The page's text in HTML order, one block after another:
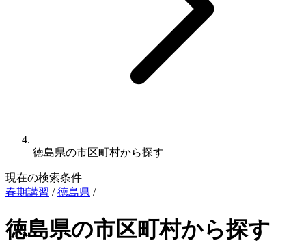
徳島県の市区町村から探す
現在の検索条件
春期講習 / 徳島県 /
徳島県の市区町村から探す